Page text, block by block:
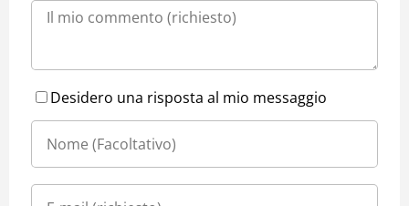
Desidero una risposta al mio messaggio